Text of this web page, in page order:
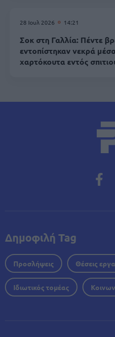
28 Ιουλ 2026 14:21
Σοκ στη Γαλλία: Πέντε
εντοπίστηκαν νεκρά
χαρτόκουτα εντός
Δημοφιλή Tag
Προσλήψεις Θέσεις
Ιδιωτικός τομέας